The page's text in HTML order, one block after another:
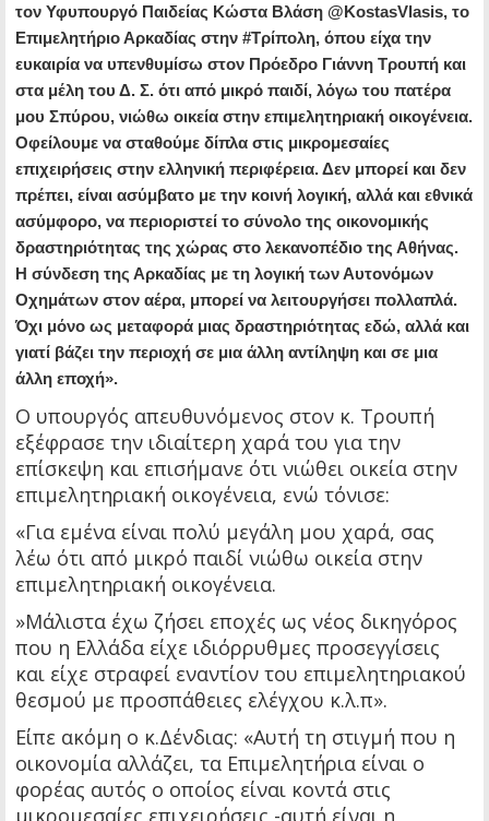
τον Υφυπουργό Παιδείας Κώστα Βλάση @KostasVlasis, το
Επιμελητήριο Αρκαδίας στην #Τρίπολη, όπου είχα την
ευκαιρία να υπενθυμίσω στον Πρόεδρο Γιάννη Τρουπή και
στα μέλη του Δ. Σ. ότι από μικρό παιδί, λόγω του πατέρα
μου Σπύρου, νιώθω οικεία στην επιμελητηριακή οικογένεια.
Οφείλουμε να σταθούμε δίπλα στις μικρομεσαίες
επιχειρήσεις στην ελληνική περιφέρεια. Δεν μπορεί και δεν
πρέπει, είναι ασύμβατο με την κοινή λογική, αλλά και εθνικά
ασύμφορο, να περιοριστεί το σύνολο της οικονομικής
δραστηριότητας της χώρας στο λεκανοπέδιο της Αθήνας.
Η σύνδεση της Αρκαδίας με τη λογική των Αυτονόμων
Οχημάτων στον αέρα, μπορεί να λειτουργήσει πολλαπλά.
Όχι μόνο ως μεταφορά μιας δραστηριότητας εδώ, αλλά και
γιατί βάζει την περιοχή σε μια άλλη αντίληψη και σε μια
άλλη εποχή».
Ο υπουργός απευθυνόμενος στον κ. Τρουπή
εξέφρασε την ιδιαίτερη χαρά του για την
επίσκεψη και επισήμανε ότι νιώθει οικεία στην
επιμελητηριακή οικογένεια, ενώ τόνισε:
«Για εμένα είναι πολύ μεγάλη μου χαρά, σας
λέω ότι από μικρό παιδί νιώθω οικεία στην
επιμελητηριακή οικογένεια.
»Μάλιστα έχω ζήσει εποχές ως νέος δικηγόρος
που η Ελλάδα είχε ιδιόρρυθμες προσεγγίσεις
και είχε στραφεί εναντίον του επιμελητηριακού
θεσμού με προσπάθειες ελέγχου κ.λ.π».
Είπε ακόμη ο κ.Δένδιας: «Αυτή τη στιγμή που η
οικονομία αλλάζει, τα Επιμελητήρια είναι ο
φορέας αυτός ο οποίος είναι κοντά στις
μικρομεσαίες επιχειρήσεις -αυτή είναι η